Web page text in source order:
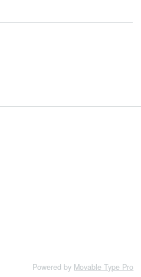
Powered by Movable Type Pro